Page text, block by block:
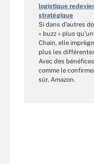
logistique
stratégique
Si dans d’autres
« buzz » plus
Chain, elle
plus les
Avec des
comme le
sûr, Amazon.